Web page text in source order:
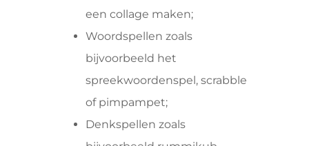
een collage maken;
Woordspellen zoals
bijvoorbeeld het
spreekwoordenspel, scrabble
of pimpampet;
Denkspellen zoals